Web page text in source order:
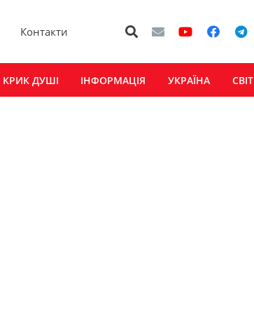
Контакти
КРИК ДУШІ ІНФОРМАЦІЯ УКРАЇНА СВІТ